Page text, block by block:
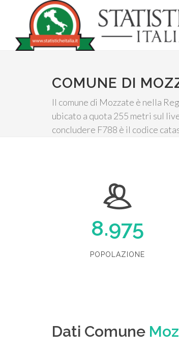
COMUNE DI
Il comune di Mozzate è nella
ubicato a quota 255 metri sul
concludere F788 è il codice
8.975
POPOLAZIONE
Dati Comune